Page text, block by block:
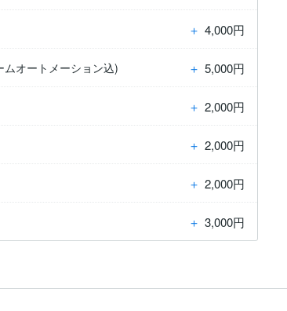
＋ 4,000円
オートメーション込) ＋ 5,000円
＋ 2,000円
＋ 2,000円
＋ 2,000円
＋ 3,000円